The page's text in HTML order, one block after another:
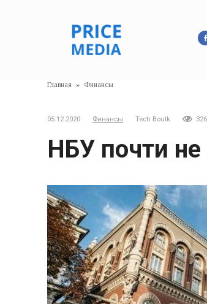
Главная » Финансы
05.12.2020 Финансы Tech Boulk 326
НБУ почти